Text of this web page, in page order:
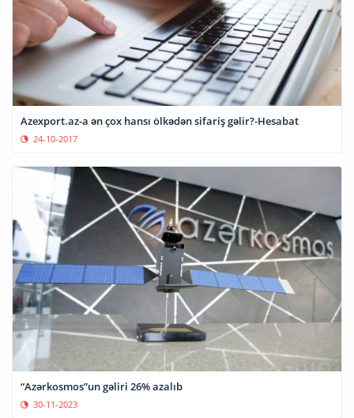
Azexport.az-a ən çox hansı ölkədən sifariş gəlir?-Hesabat
24-10-2017
“Azərkosmos”un gəliri 26% azalıb
30-11-2023